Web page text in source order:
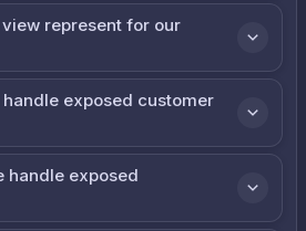
represent for our
exposed customer
handle exposed